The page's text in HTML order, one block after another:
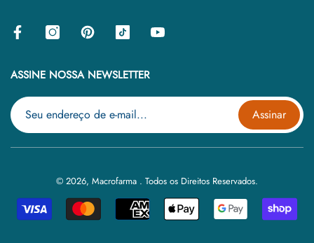
Termos & Condições De Uso
ASSINE NOSSA NEWSLETTER
Assinar
© 2026, Macrofarma . Todos os Direitos Reservados.